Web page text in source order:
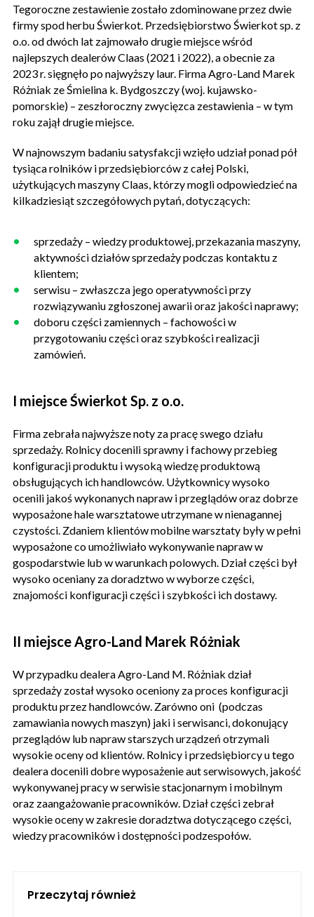
Tegoroczne zestawienie zostało zdominowane przez dwie
firmy spod herbu Świerkot. Przedsiębiorstwo Świerkot sp. z
o.o. od dwóch lat zajmowało drugie miejsce wśród
najlepszych dealerów Claas (2021 i 2022), a obecnie za
2023 r. sięgnęło po najwyższy laur. Firma Agro-Land Marek
Różniak ze Śmielina k. Bydgoszczy (woj. kujawsko-
pomorskie) – zeszłoroczny zwycięzca zestawienia – w tym
roku zajął drugie miejsce.
W najnowszym badaniu satysfakcji wzięło udział ponad pół
tysiąca rolników i przedsiębiorców z całej Polski,
użytkujących maszyny Claas, którzy mogli odpowiedzieć na
kilkadziesiąt szczegółowych pytań, dotyczących:
sprzedaży – wiedzy produktowej, przekazania maszyny,
aktywności działów sprzedaży podczas kontaktu z
klientem;
serwisu – zwłaszcza jego operatywności przy
rozwiązywaniu zgłoszonej awarii oraz jakości naprawy;
doboru części zamiennych – fachowości w
przygotowaniu części oraz szybkości realizacji
zamówień.
I miejsce Świerkot Sp. z o.o.
Firma zebrała najwyższe noty za pracę swego działu
sprzedaży. Rolnicy docenili sprawny i fachowy przebieg
konfiguracji produktu i wysoką wiedzę produktową
obsługujących ich handlowców. Użytkownicy wysoko
ocenili jakoś wykonanych napraw i przeglądów oraz dobrze
wyposażone hale warsztatowe utrzymane w nienagannej
czystości. Zdaniem klientów mobilne warsztaty były w pełni
wyposażone co umożliwiało wykonywanie napraw w
gospodarstwie lub w warunkach polowych. Dział części był
wysoko oceniany za doradztwo w wyborze części,
znajomości konfiguracji części i szybkości ich dostawy.
II miejsce Agro-Land Marek Różniak
W przypadku dealera Agro-Land M. Różniak dział
sprzedaży został wysoko oceniony za proces konfiguracji
produktu przez handlowców. Zarówno oni (podczas
zamawiania nowych maszyn) jaki i serwisanci, dokonujący
przeglądów lub napraw starszych urządzeń otrzymali
wysokie oceny od klientów. Rolnicy i przedsiębiorcy u tego
dealera docenili dobre wyposażenie aut serwisowych, jakość
wykonywanej pracy w serwisie stacjonarnym i mobilnym
oraz zaangażowanie pracowników. Dział części zebrał
wysokie oceny w zakresie doradztwa dotyczącego części,
wiedzy pracowników i dostępności podzespołów.
Przeczytaj również